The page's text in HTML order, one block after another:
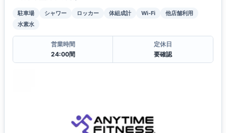
駐車場 シャワー ロッカー 体組成計 Wi-Fi
他店舗利用
水素水
営業時間
24:00間
定休日
要確認